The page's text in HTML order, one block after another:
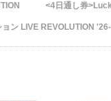
<4日通し券
ン LIVE REVOLUTION